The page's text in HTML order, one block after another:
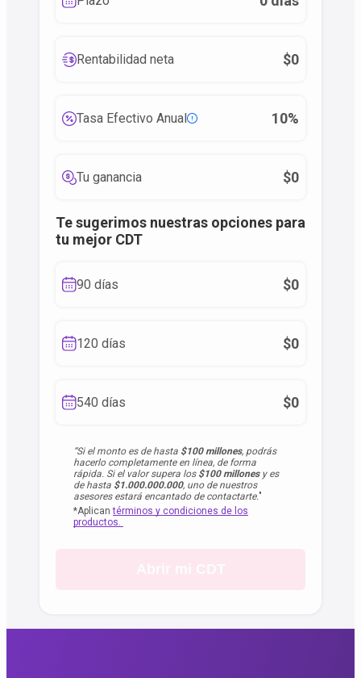
Rentabilidad neta $0
Tasa Efectivo Anual 10%
Tu ganancia $0
Te sugerimos nuestras opciones para
tu mejor CDT
90 días $0
120 días $0
540 días $0
“Si el monto es de hasta $100 millones, podrás
hacerlo completamente en línea, de forma
rápida. Si el valor supera los $100 millonesy es
de hasta $1.000.000.000, uno de nuestros
asesores estará encantado de contactarte."
*Aplicantérminos y condiciones de los
productos.